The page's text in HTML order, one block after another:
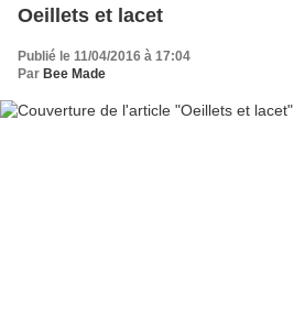
Oeillets et lacet
Publié le 11/04/2016 à 17:04
Par Bee Made